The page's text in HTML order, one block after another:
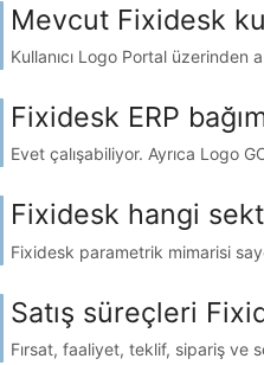
Mevcut Fixidesk
Kullanıcı Logo Portal üzerinden
Fixidesk ERP
Evet çalışabiliyor. Ayrıca Logo
Fixidesk hangi
Fixidesk parametrik mimarisi
Satış süreçleri
Fırsat, faaliyet, teklif, sipariş ve